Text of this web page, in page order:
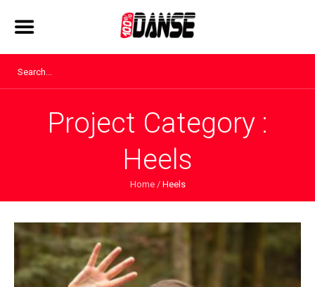
Project Category :
Heels
Home / Heels